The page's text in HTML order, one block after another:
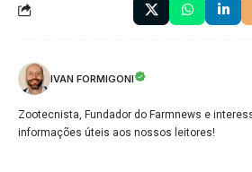
IVAN FORMIGONI
Zootecnista, Fundador do Farmnews e
informações úteis aos nossos leitores!